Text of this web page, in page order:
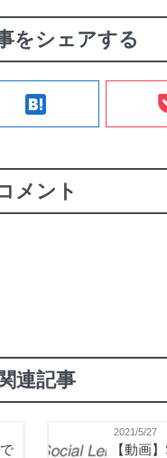
をシェアする
hatenabookmark
メント
関連記事
2021/5/27
【動画